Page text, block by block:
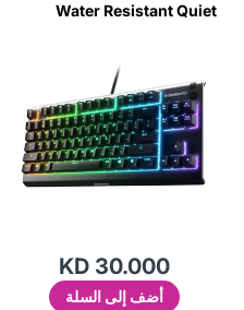
Water Resistant Quiet
KD 30.000
أضف إلى السلة